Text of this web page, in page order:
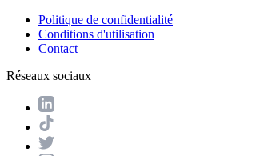
Politique de confidentialité
Conditions d'utilisation
Contact
Réseaux sociaux